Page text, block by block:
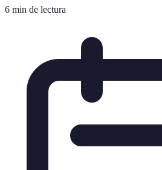
6 min de lectura